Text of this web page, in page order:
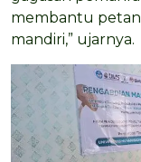
membantu
mandiri,” ujarnya.